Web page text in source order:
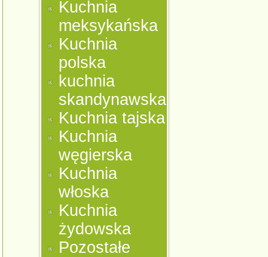
Kuchnia
meksykańska
Kuchnia
polska
kuchnia
skandynawska
Kuchnia tajska
Kuchnia
węgierska
Kuchnia
włoska
Kuchnia
żydowska
Pozostałe